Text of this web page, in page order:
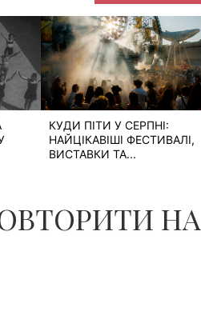
КУДИ ПІТИ У СЕРПНІ:
НАЙЦІКАВІШІ ФЕСТИВАЛІ,
ВИСТАВКИ ТА...
НА